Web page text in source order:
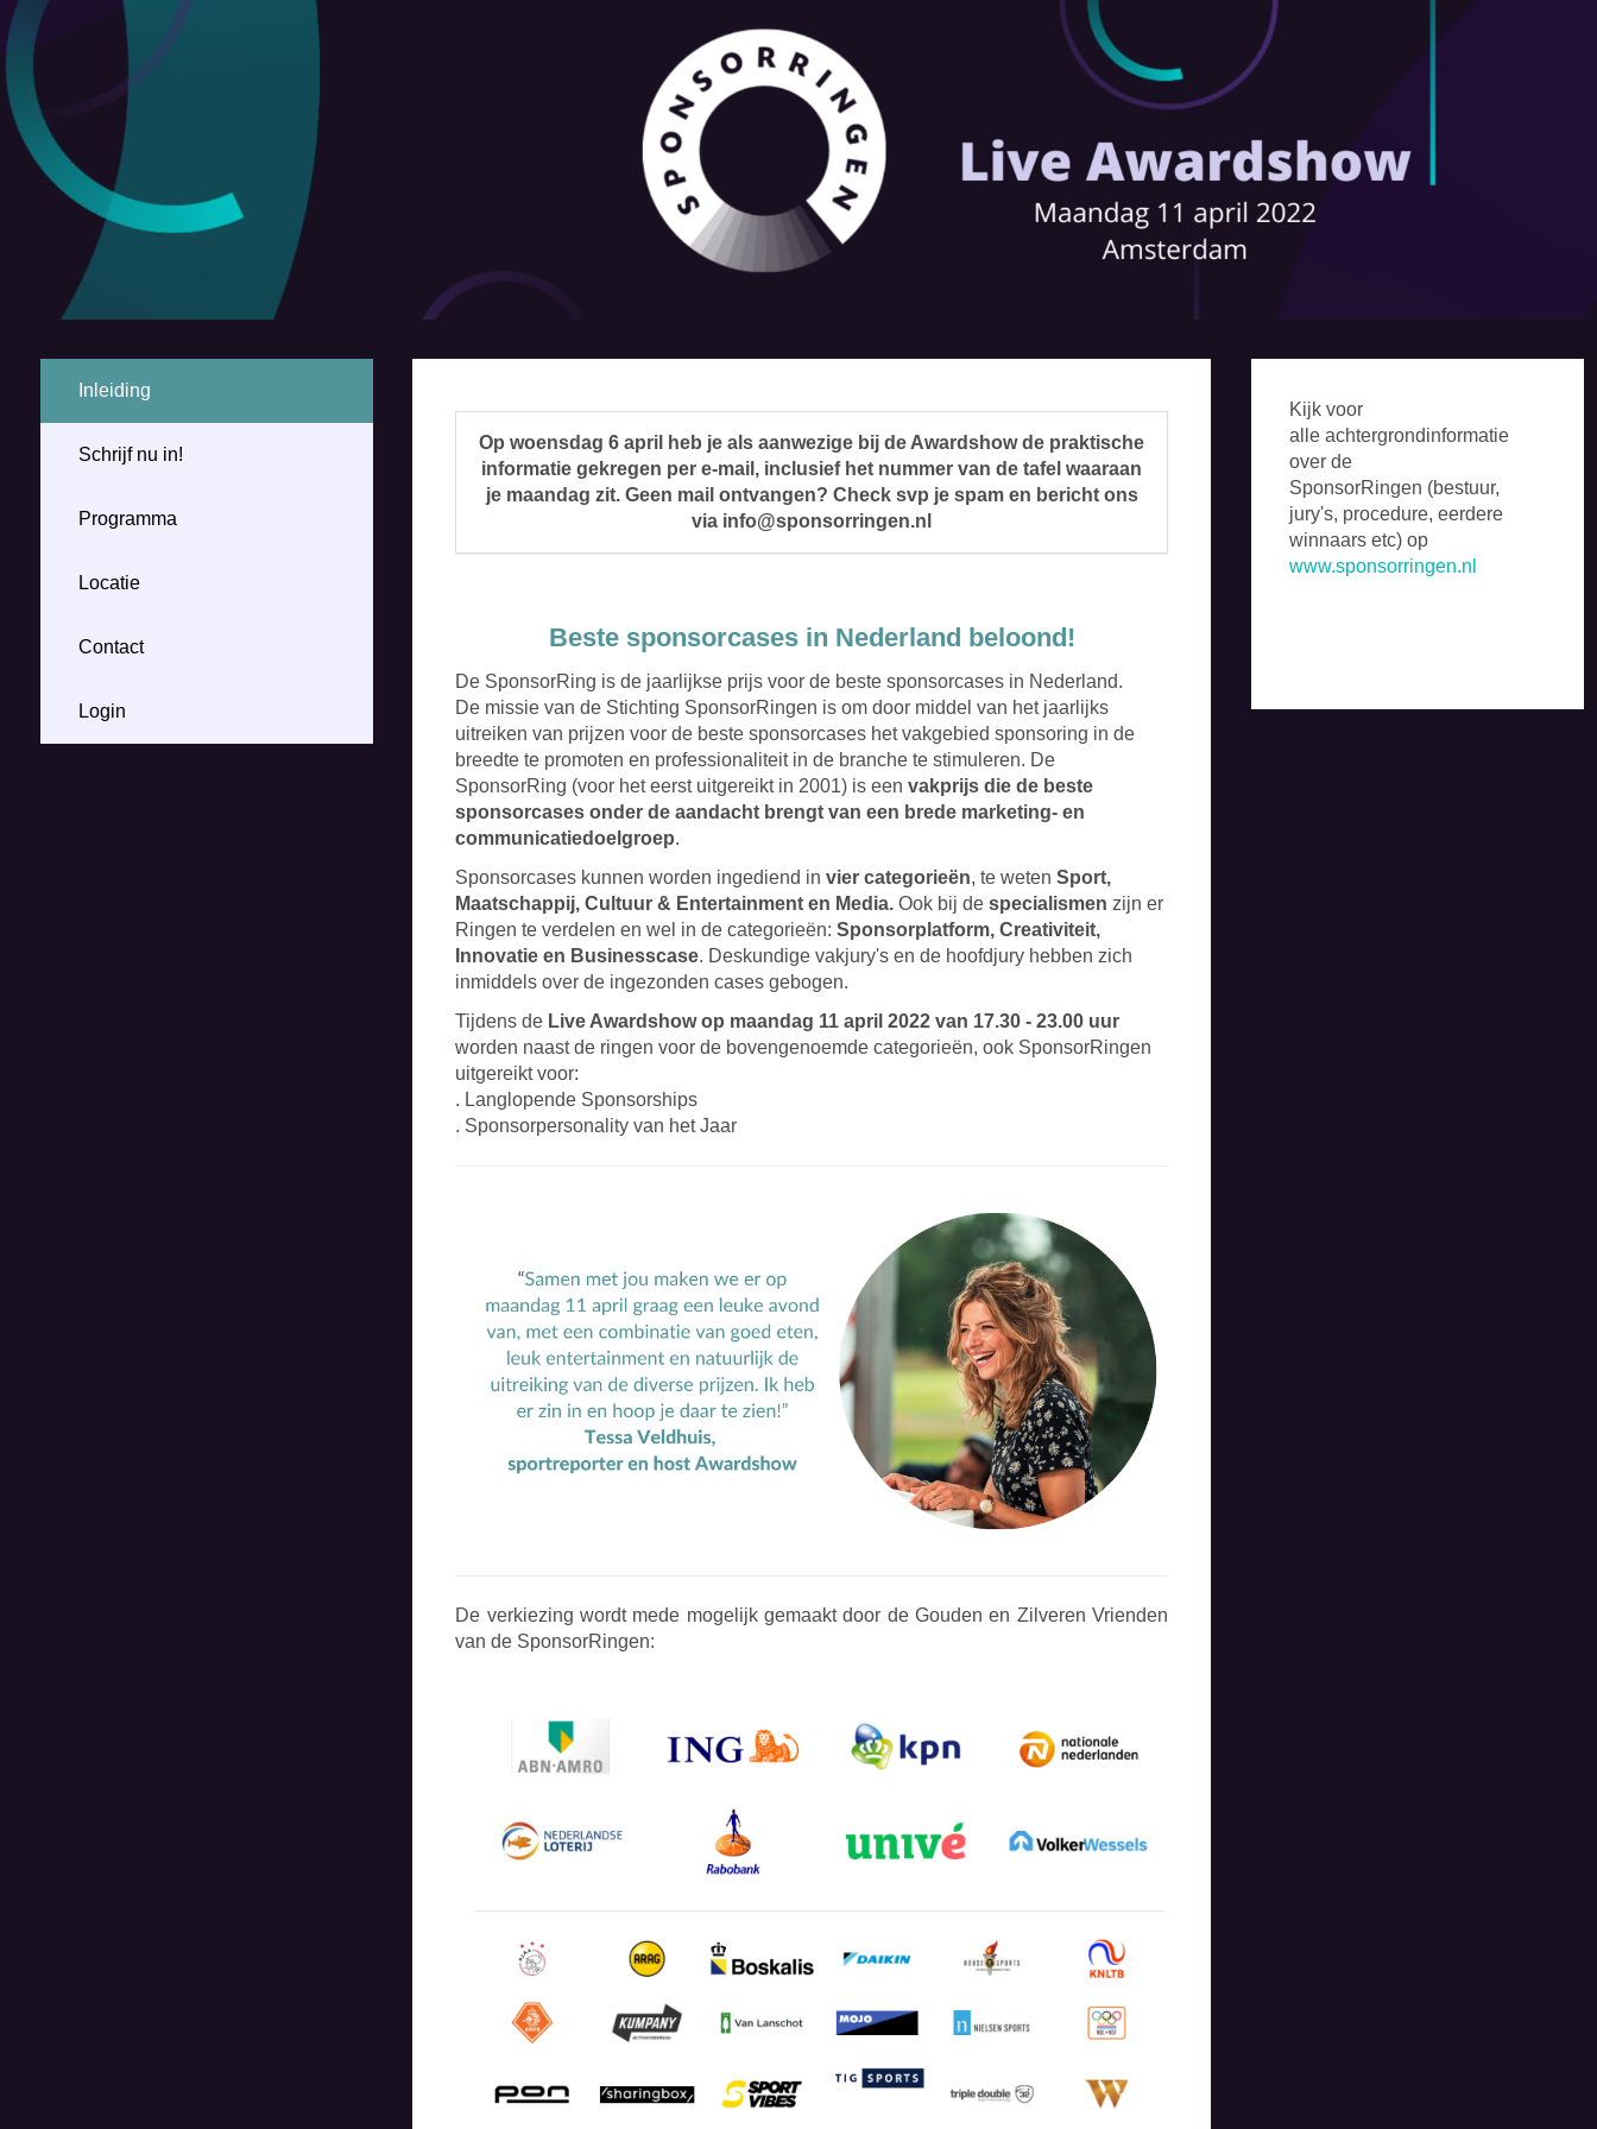
Inleiding
Schrijf nu in!
Programma
Locatie
Contact
Login
Op woensdag 6 april heb je als aanwezige bij de Awardshow de praktische
informatie gekregen per e-mail, inclusief het nummer van de tafel waaraan
je maandag zit. Geen mail ontvangen? Check svp je spam en bericht ons
via info@sponsorringen.nl
Beste sponsorcases in Nederland beloond!
De SponsorRing is de jaarlijkse prijs voor de beste sponsorcases in Nederland.
De missie van de Stichting SponsorRingen is om door middel van het jaarlijks
uitreiken van prijzen voor de beste sponsorcases het vakgebied sponsoring in de
breedte te promoten en professionaliteit in de branche te stimuleren. De
SponsorRing (voor het eerst uitgereikt in 2001) is eenvakprijs die de beste
sponsorcases onder de aandacht brengt van een brede marketing- en
communicatiedoelgroep.
Sponsorcases kunnen worden ingediend invier categorieën, te wetenSport,
Maatschappij, Cultuur & Entertainment en Media. Ook bij despecialismen zijn er
Ringen te verdelen en wel in de categorieën:Sponsorplatform, Creativiteit,
Innovatie en Businesscase. Deskundige vakjury's en de hoofdjury hebben zich
inmiddels over de ingezonden cases gebogen.
Tijdens de Live Awardshow op maandag 11 april 2022 van 17.30 - 23.00 uur
worden naast de ringen voor de bovengenoemde categorieën, ook SponsorRingen
uitgereikt voor:
. Langlopende Sponsorships
. Sponsorpersonality van het Jaar
De verkiezing wordt mede mogelijk gemaakt door de Gouden en Zilveren Vrienden
van de SponsorRingen:
Kijk voor
alle achtergrondinformatie
over de
SponsorRingen (bestuur,
jury's, procedure, eerdere
winnaars etc) op
www.sponsorringen.nl